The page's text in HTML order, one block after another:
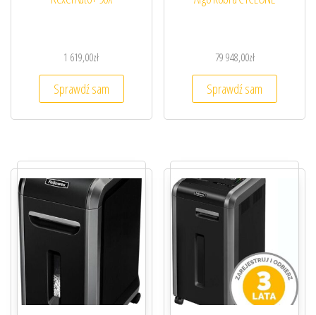
1 619,00zł
Sprawdź sam
79 948,00zł
Sprawdź sam